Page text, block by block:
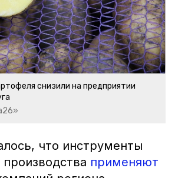
снизили на предприятии
что инструменты
применяют